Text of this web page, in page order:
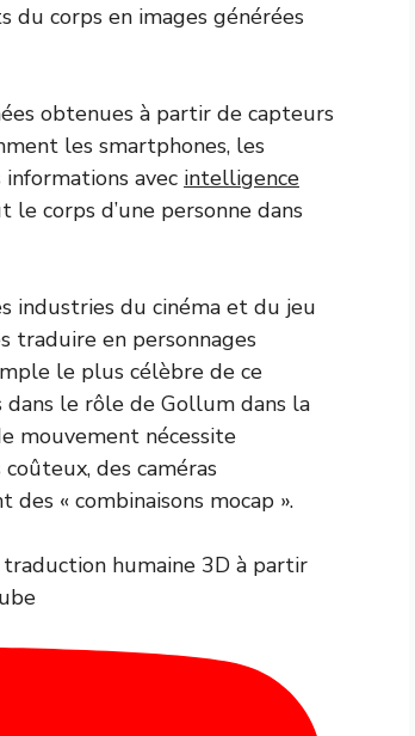
du corps en images générées
obtenues à partir de capteurs
les smartphones, les
avec intelligence
corps d’une personne dans
industries du cinéma et du jeu
traduire en personnages
le plus célèbre de ce
dans le rôle de Gollum dans la
mouvement nécessite
des caméras
« combinaisons mocap ».
humaine 3D à partir